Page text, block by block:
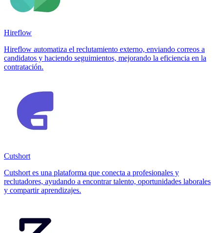
Hireflow
Hireflow automatiza el reclutamiento externo, enviando correos a
candidatos y haciendo seguimientos, mejorando la eficiencia en la
contratación.
Cutshort
Cutshort es una plataforma que conecta a profesionales y
reclutadores, ayudando a encontrar talento, oportunidades laborales
y compartir aprendizajes.